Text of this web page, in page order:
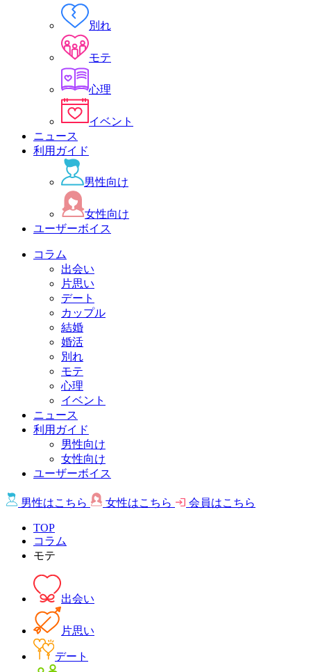
別れ
モテ
心理
イベント
ニュース
利用ガイド
男性向け
女性向け
ユーザーボイス
コラム
出会い
片思い
デート
カップル
結婚
婚活
別れ
モテ
心理
イベント
ニュース
利用ガイド
男性向け
女性向け
ユーザーボイス
男性はこちら 女性はこちら 会員はこちら
TOP
コラム
モテ
出会い
片思い
デート